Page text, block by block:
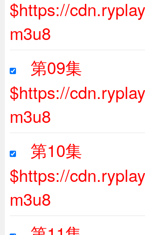
$https://
m3u8
第09集
$https://
m3u8
第10集
$https://
m3u8